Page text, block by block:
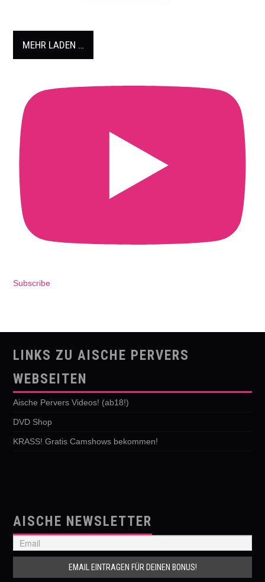
MEHR LADEN …
Subscribe
LINKS ZU AISCHE PERVERS
WEBSEITEN
Aische Pervers Videos! (ab18!)
DVD Shop
KRASS! Gratis Camshows bekommen!
AISCHE NEWSLETTER